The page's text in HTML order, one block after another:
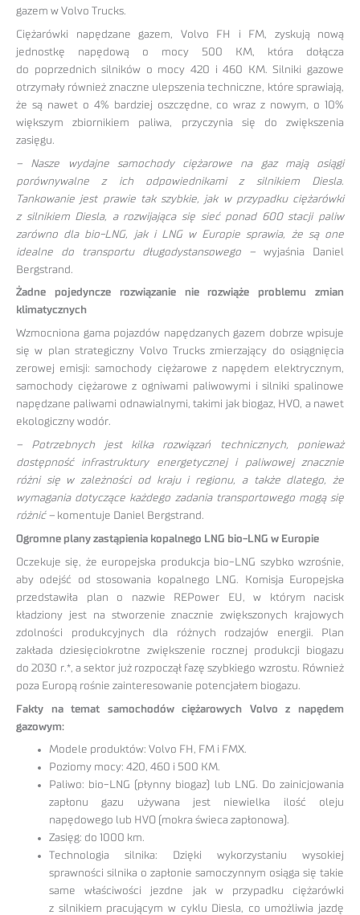
gazem w Volvo Trucks.
Ciężarówki napędzane gazem, Volvo FH i FM, zyskują nową
jednostkę napędową o mocy 500 KM, która dołącza
do poprzednich silników o mocy 420 i 460 KM. Silniki gazowe
otrzymały również znaczne ulepszenia techniczne, które sprawiają,
że są nawet o 4% bardziej oszczędne, co wraz z nowym, o 10%
większym zbiornikiem paliwa, przyczynia się do zwiększenia
zasięgu.
– Nasze wydajne samochody ciężarowe na gaz mają osiągi
porównywalne z ich odpowiednikami z silnikiem Diesla.
Tankowanie jest prawie tak szybkie, jak w przypadku ciężarówki
z silnikiem Diesla, a rozwijająca się sieć ponad 600 stacji paliw
zarówno dla bio-LNG, jak i LNG w Europie sprawia, że są one
idealne do transportu długodystansowego – wyjaśnia Daniel
Bergstrand.
Żadne pojedyncze rozwiązanie nie rozwiąże problemu zmian
klimatycznych
Wzmocniona gama pojazdów napędzanych gazem dobrze wpisuje
się w plan strategiczny Volvo Trucks zmierzający do osiągnięcia
zerowej emisji: samochody ciężarowe z napędem elektrycznym,
samochody ciężarowe z ogniwami paliwowymi i silniki spalinowe
napędzane paliwami odnawialnymi, takimi jak biogaz, HVO, a nawet
ekologiczny wodór.
– Potrzebnych jest kilka rozwiązań technicznych, ponieważ
dostępność infrastruktury energetycznej i paliwowej znacznie
różni się w zależności od kraju i regionu, a także dlatego, że
wymagania dotyczące każdego zadania transportowego mogą się
różnić – komentuje Daniel Bergstrand.
Ogromne plany zastąpienia kopalnego LNG bio-LNG w Europie
Oczekuje się, że europejska produkcja bio-LNG szybko wzrośnie,
aby odejść od stosowania kopalnego LNG. Komisja Europejska
przedstawiła plan o nazwie REPower EU, w którym nacisk
kładziony jest na stworzenie znacznie zwiększonych krajowych
zdolności produkcyjnych dla różnych rodzajów energii. Plan
zakłada dziesięciokrotne zwiększenie rocznej produkcji biogazu
do 2030 r.*, a sektor już rozpoczął fazę szybkiego wzrostu. Również
poza Europą rośnie zainteresowanie potencjałem biogazu.
Fakty na temat samochodów ciężarowych Volvo z napędem
gazowym:
Modele produktów: Volvo FH, FM i FMX.
Poziomy mocy: 420, 460 i 500 KM.
Paliwo: bio-LNG (płynny biogaz) lub LNG. Do zainicjowania
zapłonu gazu używana jest niewielka ilość oleju
napędowego lub HVO (mokra świeca zapłonowa).
Zasięg: do 1000 km.
Technologia silnika: Dzięki wykorzystaniu wysokiej
sprawności silnika o zapłonie samoczynnym osiąga się takie
same właściwości jezdne jak w przypadku ciężarówki
z silnikiem pracującym w cyklu Diesla, co umożliwia jazdę